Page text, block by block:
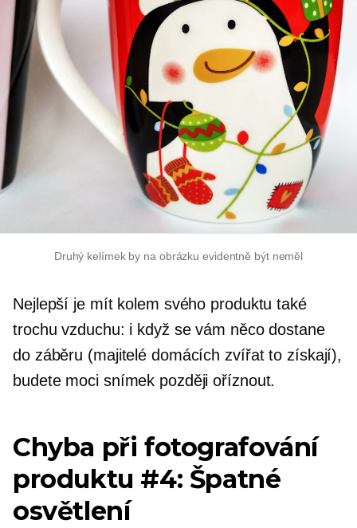
Druhý kelímek by na obrázku evidentně být neměl
Nejlepší je mít kolem svého produktu také
trochu vzduchu: i když se vám něco dostane
do záběru (majitelé domácích zvířat to získají),
budete moci snímek později oříznout.
Chyba při fotografování
produktu #4: Špatné
osvětlení